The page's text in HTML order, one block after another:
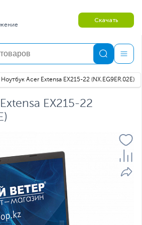
Скачать
Ноутбук Acer Extensa EX215-22 (NX.EG9ER.02E)
EX215-22